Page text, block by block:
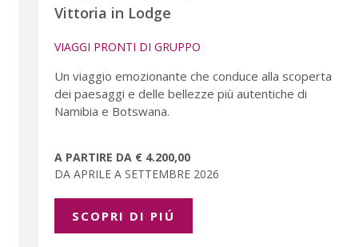
Vittoria in Lodge
VIAGGI PRONTI DI GRUPPO
Un viaggio emozionante che conduce alla scoperta
dei paesaggi e delle bellezze più autentiche di
Namibia e Botswana.
A PARTIRE DA € 4.200,00
DA APRILE A SETTEMBRE 2026
SCOPRI DI PIÚ